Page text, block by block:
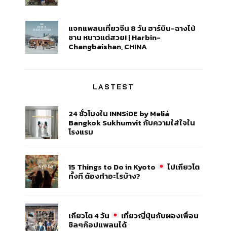
แจกแพลนเที่ยวจีน 8 วัน ฮาร์บิน-ฉางไป่
ซาน หนาวแต่สวย! | Harbin-
Changbaishan, CHINA
LASTEST
24 ชั่วโมงใน INNSiDE by Meliá
Bangkok Sukhumvit กับความใส่ใจใน
โรงแรม
15 Things to Do in Kyoto ไปเกียวโต
ทั้งที ต้องทำอะไรบ้าง?
เกียวโต 4 วัน เที่ยวญี่ปุ่นกับผองเพื่อน
ชิลๆก๊อปแพลนได้